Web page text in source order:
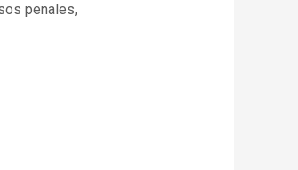
penales,